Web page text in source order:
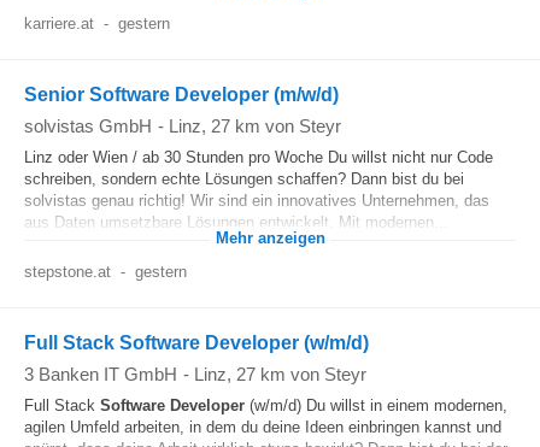
karriere.at - gestern
Senior Software Developer (m/w/d)
solvistas GmbH - Linz, 27 km von Steyr
Linz oder Wien / ab 30 Stunden pro Woche Du willst nicht nur Code
schreiben, sondern echte Lösungen schaffen? Dann bist du bei
solvistas genau richtig! Wir sind ein innovatives Unternehmen, das
aus Daten umsetzbare Lösungen entwickelt. Mit modernen...
Mehr anzeigen
stepstone.at - gestern
Full Stack Software Developer (w/m/d)
3 Banken IT GmbH - Linz, 27 km von Steyr
Full Stack Software Developer (w/m/d) Du willst in einem modernen,
agilen Umfeld arbeiten, in dem du deine Ideen einbringen kannst und